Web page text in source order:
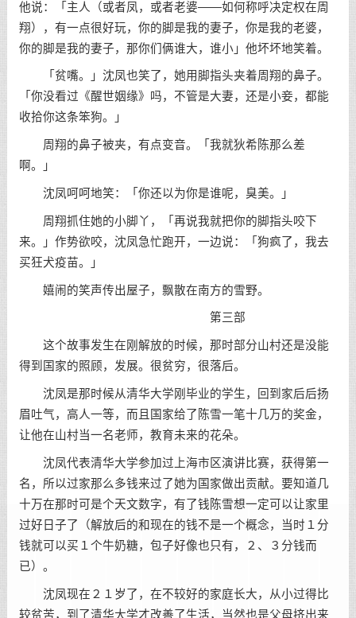
他说：「主人（或者凤，或者老婆——如何称呼决定权在周
翔），有一点很好玩，你的脚是我的妻子，你是我的老婆，
你的脚是我的妻子，那你们俩谁大，谁小」他坏坏地笑着。
「贫嘴。」沈凤也笑了，她用脚指头夹着周翔的鼻子。
「你没看过《醒世姻缘》吗，不管是大妻，还是小妾，都能
收拾你这条笨狗。」
周翔的鼻子被夹，有点变音。「我就狄希陈那么差
啊。」
沈凤呵呵地笑：「你还以为你是谁呢，臭美。」
周翔抓住她的小脚丫，「再说我就把你的脚指头咬下
来。」作势欲咬，沈凤急忙跑开，一边说：「狗疯了，我去
买狂犬疫苗。」
嬉闹的笑声传出屋子，飘散在南方的雪野。
第三部
这个故事发生在刚解放的时候，那时部分山村还是没能
得到国家的照顾，发展。很贫穷，很落后。
沈凤是那时候从清华大学刚毕业的学生，回到家后后扬
眉吐气，高人一等，而且国家给了陈雪一笔十几万的奖金，
让他在山村当一名老师，教育未来的花朵。
沈凤代表清华大学参加过上海市区演讲比赛，获得第一
名，所以过家那么多钱来过了她为国家做出贡献。要知道几
十万在那时可是个天文数字，有了钱陈雪想一定可以让家里
过好日子了（解放后的和现在的钱不是一个概念，当时１分
钱就可以买１个牛奶糖，包子好像也只有，２、３分钱而
已）。
沈凤现在２１岁了，在不较好的家庭长大，从小过得比
较贫苦，到了清华大学才改善了生活，当然也是父母挤出来